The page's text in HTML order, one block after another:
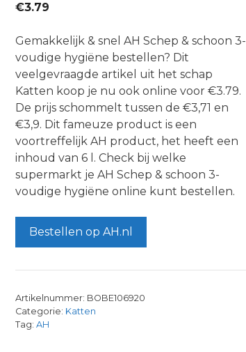
€3.79
Gemakkelijk & snel AH Schep & schoon 3-
voudige hygiëne bestellen? Dit
veelgevraagde artikel uit het schap
Katten koop je nu ook online voor €3.79.
De prijs schommelt tussen de €3,71 en
€3,9. Dit fameuze product is een
voortreffelijk AH product, het heeft een
inhoud van 6 l. Check bij welke
supermarkt je AH Schep & schoon 3-
voudige hygiëne online kunt bestellen.
Bestellen op AH.nl
Artikelnummer: BOBE106920
Categorie: Katten
Tag: AH